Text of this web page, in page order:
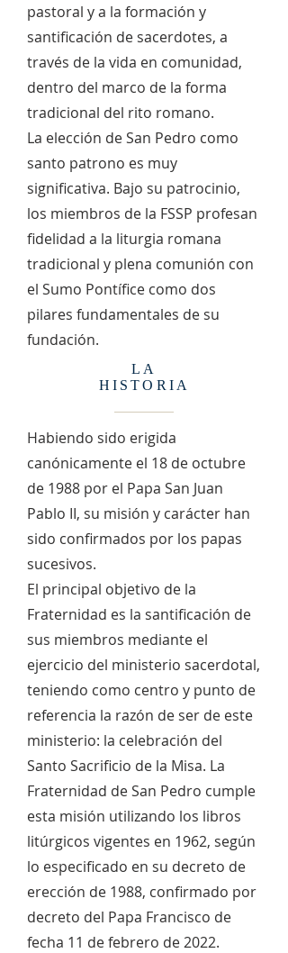
pastoral y a la formación y
santificación de sacerdotes, a
través de la vida en comunidad,
dentro del marco de la forma
tradicional del rito romano.
La elección de San Pedro como
santo patrono es muy
significativa. Bajo su patrocinio,
los miembros de la FSSP profesan
fidelidad a la liturgia romana
tradicional y plena comunión con
el Sumo Pontífice como dos
pilares fundamentales de su
fundación.
LA
HISTORIA
Habiendo sido erigida
canónicamente el 18 de octubre
de 1988 por el Papa San Juan
Pablo II, su misión y carácter han
sido confirmados por los papas
sucesivos.
El principal objetivo de la
Fraternidad es la santificación de
sus miembros mediante el
ejercicio del ministerio sacerdotal,
teniendo como centro y punto de
referencia la razón de ser de este
ministerio: la celebración del
Santo Sacrificio de la Misa. La
Fraternidad de San Pedro cumple
esta misión utilizando los libros
litúrgicos vigentes en 1962, según
lo especificado en su decreto de
erección de 1988, confirmado por
decreto del Papa Francisco de
fecha 11 de febrero de 2022.